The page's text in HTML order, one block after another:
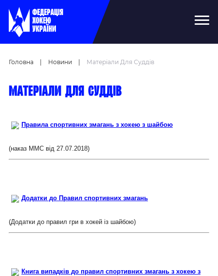
Головна Новини Матеріали Для Суддів
Матеріали для суддів
Правила спортивних змагань з хокею з шайбою
(наказ ММС від 27.07.2018)
Додатки до Правил спортивних змагань
(Додатки до правил гри в хокей із шайбою)
Книга випадків до правил спортивних змагань з хокею з